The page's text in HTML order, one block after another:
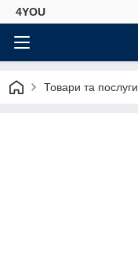
4YOU
Товари та послуги